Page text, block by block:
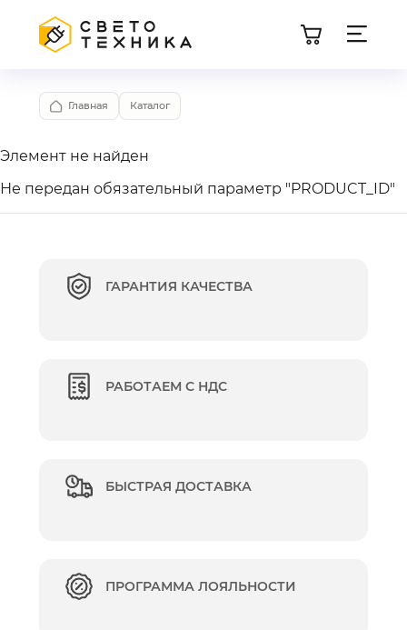
Главная Каталог
Элемент не найден
Не передан обязательный параметр "PRODUCT_ID"
ГАРАНТИЯ КАЧЕСТВА
РАБОТАЕМ С НДС
БЫСТРАЯ ДОСТАВКА
ПРОГРАММА ЛОЯЛЬНОСТИ